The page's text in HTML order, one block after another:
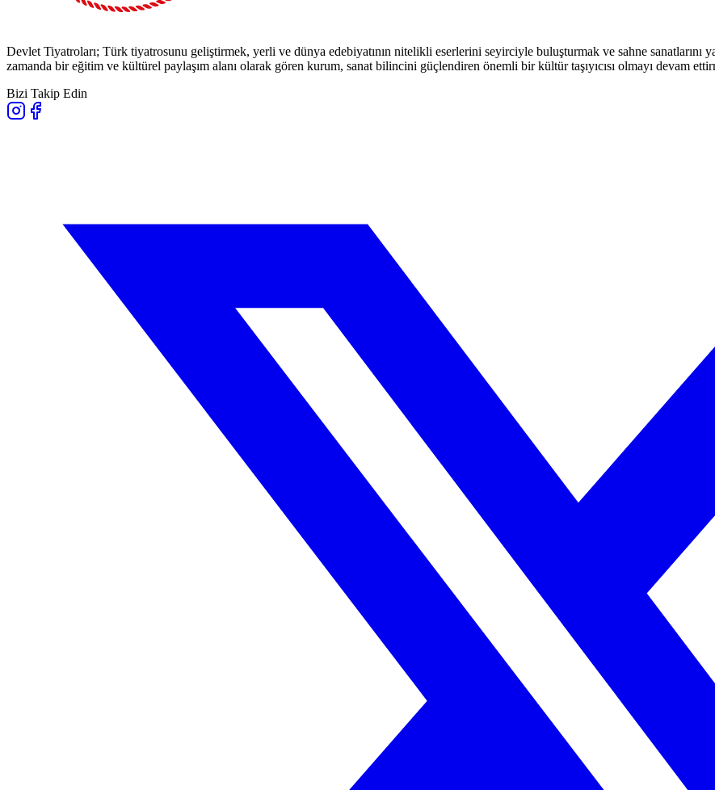
Devlet Tiyatroları; Türk tiyatrosunu geliştirmek, yerli ve dünya edebiyatının nitelikli eserlerini seyirciyle buluşturmak ve sahne sanatlarını
zamanda bir eğitim ve kültürel paylaşım alanı olarak gören kurum, sanat bilincini güçlendiren önemli bir kültür taşıyıcısı olmayı devam
Bizi Takip Edin